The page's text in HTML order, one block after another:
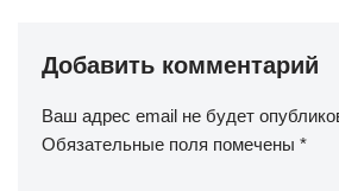
Добавить комментарий
Ваш адрес email не будет
Обязательные поля помечены *